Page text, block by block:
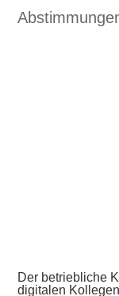
Der betriebliche
digitalen